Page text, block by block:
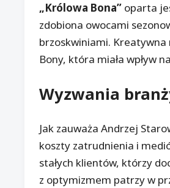
„Królowa Bona” oparta
zdobiona owocami
brzoskwiniami. Kreatywna
Bony, która miała wpływ
Wyzwania
Jak zauważa Andrzej
koszty zatrudnienia i
stałych klientów, którzy
z optymizmem patrzy w